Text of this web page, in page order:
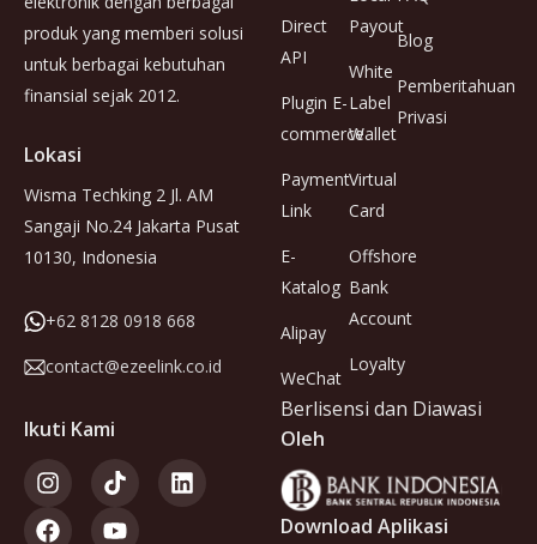
produk yang memberi solusi
untuk berbagai kebutuhan
finansial sejak 2012.
Lokasi
Wisma Techking 2 Jl. AM
Sangaji No.24 Jakarta Pusat
10130, Indonesia
+62 8128 0918 668
contact@ezeelink.co.id
Ikuti Kami
Direct
API
Plugin E-
commerce
Payment
Link
E-
Katalog
Alipay
WeChat
Payout
White
Label
Wallet
Virtual
Card
Offshore
Bank
Account
Loyalty
Blog
Pemberitahuan
Privasi
Berlisensi dan Diawasi
Oleh
Download Aplikasi